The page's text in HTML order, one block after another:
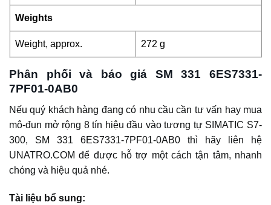
Weights
Weight, approx. 272 g
Phân phối và báo giá SM 331 6ES7331-
7PF01-0AB0
Nếu quý khách hàng đang có nhu cầu cần tư vấn hay mua
mô-đun mở rộng 8 tín hiệu đầu vào tương tự SIMATIC S7-
300, SM 331 6ES7331-7PF01-0AB0 thì hãy liên hệ
UNATRO.COM để được hỗ trợ một cách tận tâm, nhanh
chóng và hiệu quả nhé.
Tài liệu bổ sung: